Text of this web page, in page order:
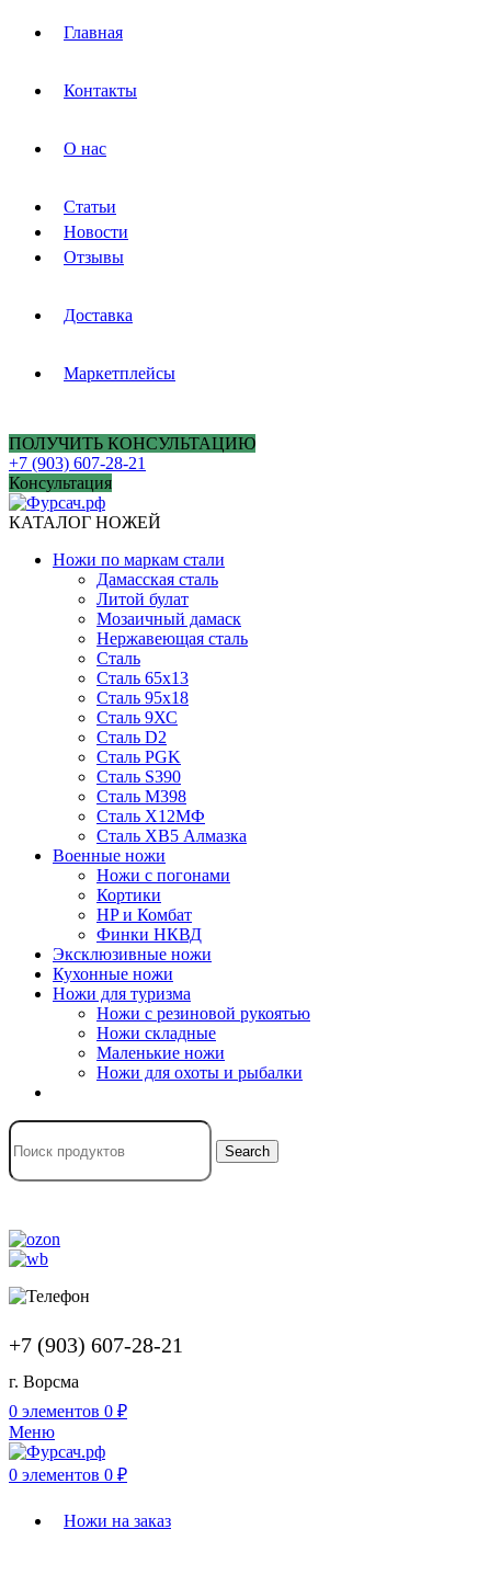
Главная
Контакты
О нас
Статьи
Новости
Отзывы
Доставка
Маркетплейсы
ПОЛУЧИТЬ КОНСУЛЬТАЦИЮ
+7 (903) 607-28-21
Консультация
КАТАЛОГ НОЖЕЙ
Ножи по маркам стали
Дамасская сталь
Литой булат
Мозаичный дамаск
Нержавеющая сталь
Сталь
Сталь 65х13
Сталь 95х18
Сталь 9ХС
Сталь D2
Сталь PGK
Сталь S390
Сталь M398
Сталь Х12МФ
Сталь ХВ5 Алмазка
Военные ножи
Ножи с погонами
Кортики
HP и Комбат
Финки НКВД
Эксклюзивные ножи
Кухонные ножи
Ножи для туризма
Ножи с резиновой рукоятью
Ножи складные
Маленькие ножи
Ножи для охоты и рыбалки
Search
+7 (903) 607-28-21
г. Ворсма
0 элементов 0 ₽
Меню
0 элементов 0 ₽
Ножи на заказ